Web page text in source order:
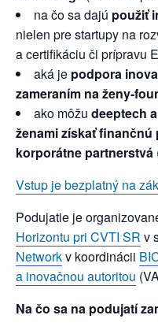
na čo sa dajú použiť
nielen pre startupy na
a certifikáciu či prípravu
aká je podpora
zameraním na ženy-
ako môžu deeptech
ženami získať
korporátne partnerstvá
Vstup je bezplatný na
Podujatie je
Horizontu pri CVTI SR v
Networkv koordinácii
a inovačnou autoritou
Na čo sa na podujatí